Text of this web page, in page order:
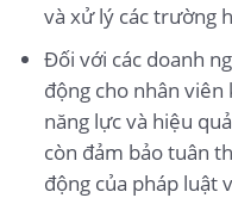
và xử lý các trường
Đối với các doanh
động cho nhân
năng lực và hiệu
còn đảm bảo tuân
động của pháp luật